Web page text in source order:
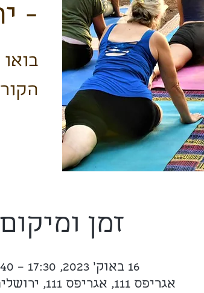
-
זמן ומיקום
16 באוק׳ 2023, 17:30 – 19:40
אגריפס 111, אגריפס 111, ירושלים, ישראל